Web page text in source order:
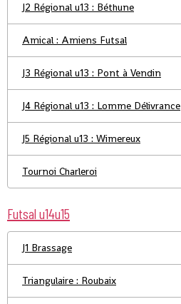
J2 Régional u13 : Béthune
Amical : Amiens Futsal
J3 Régional u13 : Pont à Vendin
J4 Régional u13 : Lomme Délivrance
J5 Régional u13 : Wimereux
Tournoi Charleroi
Futsal u14u15
J1 Brassage
Triangulaire : Roubaix